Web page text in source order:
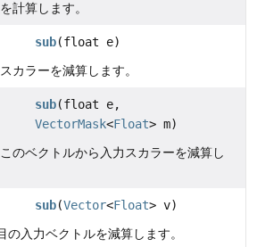
計算します。
sub(float e)
カラーを減算します。
sub(float e,
VectorMask<Float> m)
のベクトルから入力スカラーを減算し
sub(Vector<Float> v)
の入力ベクトルを減算します。